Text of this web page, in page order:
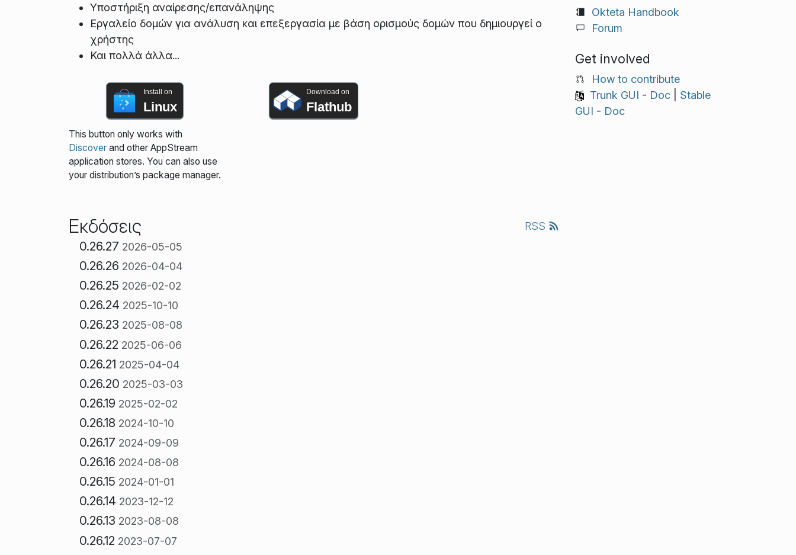
Υποστήριξη αναίρεσης/επανάληψης
Εργαλείο δομών για ανάλυση και επεξεργασία με βάση ορισμούς δομών που δημιουργεί ο
χρήστης
Και πολλά άλλα...
Install on
Linux
This button only works with
Discoverand other AppStream
application stores. You can also use
your distribution’s package manager.
Download on
Flathub
Εκδόσεις RSS
0.26.27 2026-05-05
0.26.26 2026-04-04
0.26.25 2026-02-02
0.26.24 2025-10-10
0.26.23 2025-08-08
0.26.22 2025-06-06
0.26.21 2025-04-04
0.26.20 2025-03-03
0.26.19 2025-02-02
0.26.18 2024-10-10
0.26.17 2024-09-09
0.26.16 2024-08-08
0.26.15 2024-01-01
0.26.14 2023-12-12
0.26.13 2023-08-08
0.26.12 2023-07-07
Okteta Handbook
Forum
Get involved
How to contribute
Trunk GUI - Doc| Stable
GUI - Doc